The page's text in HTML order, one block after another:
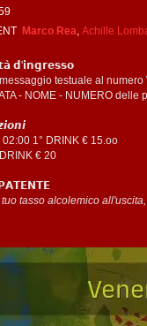
Marco Rea, Achille
𝗱'𝗶𝗻𝗴𝗿𝗲𝘀𝘀𝗼
messaggio testuale al
- NOME - NUMERO
02:00 1° DRINK € 15.oo
€ 20
tasso alcolemico